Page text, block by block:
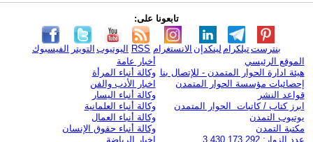
تابعونا على:
الفيسبوك التويتر اليوتيوب RSS الانستغرام لينكدإن تيلكرامبنترست
الموقع الرئيسي
هيئة ادارة الحوار المتمدن - للإتصال بنا
إحصائيات مؤسسة الحوار المتمدن
قواعد النشر
ابرز كتاب / كاتبات الحوار المتمدن
يوتيوب التمدن
مكتبة التمدن
عدد الزوار: 3,430,173,292
أخبار عامة
وكالة أنباء المرأة
اخبار الأدب والفن
وكالة أنباء اليسار
وكالة أنباء العلمانية
وكالة أنباء العمال
وكالة أنباء حقوق الإنسان
اخبار الرياضة